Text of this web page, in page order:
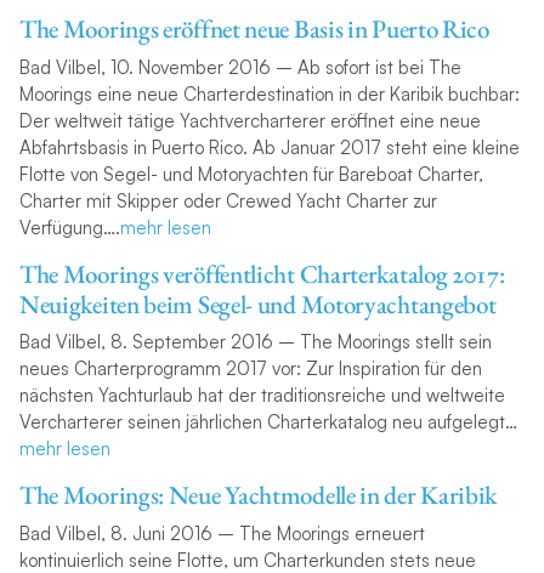
The Moorings eröffnet neue Basis in Puerto Rico
Bad Vilbel, 10. November 2016 – Ab sofort ist bei The
Moorings eine neue Charterdestination in der Karibik buchbar:
Der weltweit tätige Yachtvercharterer eröffnet eine neue
Abfahrtsbasis in Puerto Rico. Ab Januar 2017 steht eine kleine
Flotte von Segel- und Motoryachten für Bareboat Charter,
Charter mit Skipper oder Crewed Yacht Charter zur
Verfügung….mehr lesen
The Moorings veröffentlicht Charterkatalog 2017:
Neuigkeiten beim Segel- und Motoryachtangebot
Bad Vilbel, 8. September 2016 – The Moorings stellt sein
neues Charterprogramm 2017 vor: Zur Inspiration für den
nächsten Yachturlaub hat der traditionsreiche und weltweite
Vercharterer seinen jährlichen Charterkatalog neu aufgelegt…
mehr lesen
The Moorings: Neue Yachtmodelle in der Karibik
Bad Vilbel, 8. Juni 2016 – The Moorings erneuert
kontinuierlich seine Flotte, um Charterkunden stets neue